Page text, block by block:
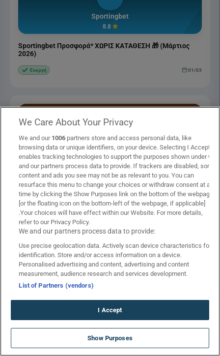
Sportingbet
8.8
Sportingbet Προσφορά* ΧΩΡΙΣ ΚΑΤΑΘΕΣΗ 🎁 (Μάρτιος
2026)
Ενεργή 01/03
Vistabet
8.7
Vistabet Προσφορά* ΧΩΡΙΣ ΚΑΤΑΘΕΣΗ 🎁 (Μάρτιος 2026)
Ενεργή 01/03
Ακολουθήστε το Betarades στα
social media
facebook social link
x social linkinstagram social link
youtube social link
twitch social link
spotify social link
tiktok social link
discord
ΑΝΑΤΡΕΠΤΙΚΗ ΠΡΟΣΦΟΡΑ*
ΓΝΩΡΙΜΙΑΣ ΧΩΡΙΣ ΚΑΤΑΘΕΣΗ!
We Care About Your Privacy
We and our 1006 partners store and access personal data, like
browsing data or unique identifiers, on your device. Selecting I Accept
enables tracking technologies to support the purposes shown under we
and our partners process data to provide. If trackers are disabled, some
content and ads you see may not be as relevant to you. You can
resurface this menu to change your choices or withdraw consent at any
time by clicking the Show Purposes link on the bottom of the webpage
[or the floating icon on the bottom-left of the webpage, if applicable]
.Your choices will have effect within our Website. For more details,
refer to our Privacy Policy.
We and our partners process data to provide:
Use precise geolocation data. Actively scan device characteristics for
identification. Store and/or access information on a device.
Personalised advertising and content, advertising and content
measurement, audience research and services development.
List of Partners (vendors)
I Accept
Show Purposes